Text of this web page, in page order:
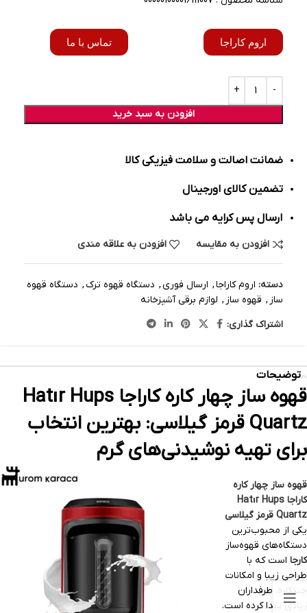
اروم کاراجا تماس با ما
افزودن به سبد خرید
ضمانت اصالت و سلامت فیزیکی کالا
تضمین کالای اورجینال
ارسال پس کرایه می باشد
افزودن به مقایسه افزودن به علاقه مندی
دسته: اروم کاراجا, ارسال فوری, دستگاه قهوه ترک , دستگاه قهوه
ساز , قهوه ساز , لوازم برقی آشپزخانه
اشتراک گذاری:
توضیحات
قهوه ساز چهار کاره کاراجا Hatır Hups
Quartz قرمز گیلاسی: بهترین انتخاب
برای تهیه نوشیدنی‌های گرم
قهوه ساز چهار کاره
کاراجا Hatır Hups
Quartz قرمز گیلاسی
یکی از محبوب‌ترین
دستگاه‌های قهوه‌ساز
کارجا است که با
طراحی زیبا و امکانات
چندکاره، طرفداران
زیادی پیدا کرده است.